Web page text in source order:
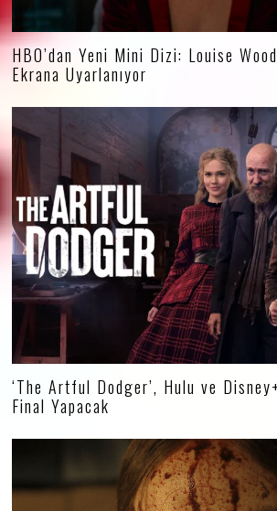
HBO’dan Yeni Mini Dizi: Louise
Ekrana Uyarlanıyor
‘The Artful Dodger’, Hulu ve
Final Yapacak